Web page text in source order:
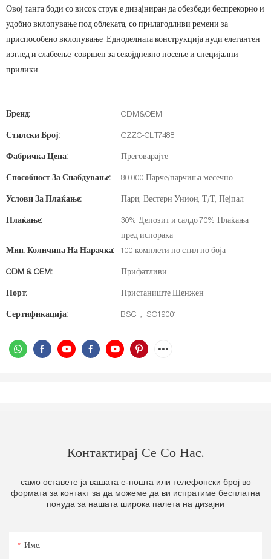
Овој танга боди со висок струк е дизајниран да обезбеди беспрекорно и
удобно вклопување под облеката, со прилагодливи ремени за
приспособено вклопување. Едноделната конструкција нуди елегантен
изглед и слабеење, совршен за секојдневно носење и специјални
прилики.
Бренд: ODM&OEM
Стилски Број: GZZC-CLT7488
Фабричка Цена: Преговарајте
Способност За Снабдување: 80.000 Парче/парчиња месечно
Услови За Плаќање: Пари, Вестерн Унион, Т/Т, Пејпал
Плаќање:
30% Депозит и салдо 70% Плаќања
пред испорака
Мин. Количина На Нарачка:
100 комплети по стил по боја
ODM & OEM: Прифатливи
Порт: Пристаниште Шенжен
Сертификација: BSCI , ISO19001
Контактирај Се Со Нас.
само оставете ја вашата е-пошта или телефонски број во
формата за контакт за да можеме да ви испратиме бесплатна
понуда за нашата широка палета на дизајни
Име: